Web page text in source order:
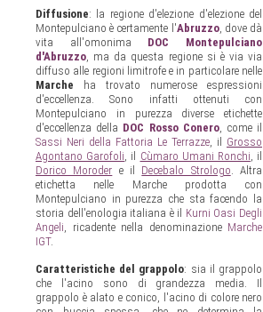
Diffusione: la regione d'elezione d'elezione del
Montepulciano è certamente l'Abruzzo, dove dà
vita all'omonima DOC Montepulciano
d'Abruzzo, ma da questa regione si è via via
diffuso alle regioni limitrofe e in particolare nelle
Marche ha trovato numerose espressioni
d'eccellenza. Sono infatti ottenuti con
Montepulciano in purezza diverse etichette
d'eccellenza della DOC Rosso Conero, come il
Sassi Neri della Fattoria Le Terrazze, il Grosso
Agontano Garofoli, il Cùmaro Umani Ronchi, il
Dorico Moroder e il Decebalo Strologo. Altra
etichetta nelle Marche prodotta con
Montepulciano in purezza che sta facendo la
storia dell'enologia italiana è il Kurni Oasi Degli
Angeli, ricadente nella denominazione Marche
IGT.
Caratteristiche del grappolo: sia il grappolo
che l'acino sono di grandezza media. Il
grappolo è alato e conico, l'acino di colore nero